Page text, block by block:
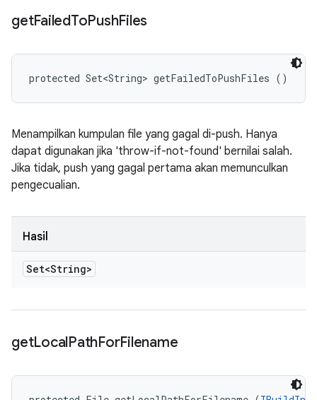
getFailedToPushFiles
protected Set<String> getFailedToPushFiles ()
Menampilkan kumpulan file yang gagal di-push. Hanya
dapat digunakan jika 'throw-if-not-found' bernilai salah.
Jika tidak, push yang gagal pertama akan memunculkan
pengecualian.
Hasil
Set<String>
getLocalPathForFilename